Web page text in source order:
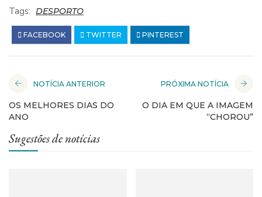
Tags: DESPORTO
FACEBOOK TWITTER PINTEREST
NOTÍCIA ANTERIOR
OS MELHORES DIAS DO
ANO
PRÓXIMA NOTÍCIA
O DIA EM QUE A IMAGEM
“CHOROU”
Sugestões de notícias